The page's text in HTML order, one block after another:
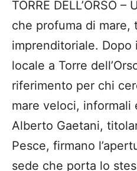
TORRE DELL’ORSO
che profuma di mare,
imprenditoriale. Dopo
locale a Torre
riferimento per chi
mare veloci, informali
Alberto Gaetani,
Pesce, firmano
sede che porta lo